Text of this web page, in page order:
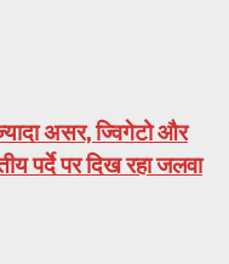
असर, ज्विगेटो और
पर्दे पर दिख रहा जलवा